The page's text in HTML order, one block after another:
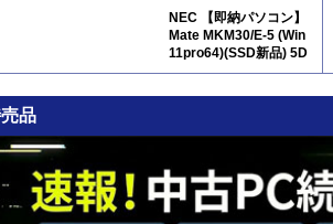
NEC 【即納パソコン】
Mate MKM30/E-5 (Win
11pro64)(SSD新品) 5D
9
品